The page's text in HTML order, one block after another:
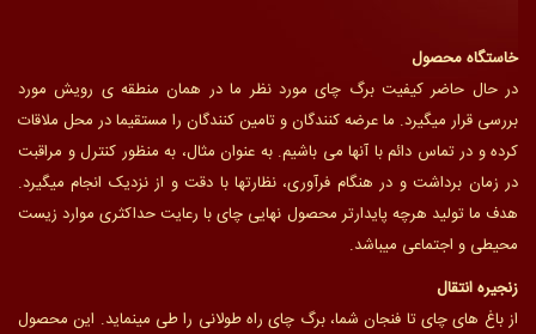
خاستگاه محصول
در حال حاضر کیفیت برگ چای مورد نظر ما در همان منطقه ی رویش مورد
بررسی قرار میگیرد. ما عرضه کنندگان و تامین کنندگان را مستقیما در محل ملاقات
کرده و در تماس دائم با آنها می باشیم. به عنوان مثال، به منظور کنترل و مراقبت
در زمان برداشت و در هنگام فرآوری، نظارتها با دقت و از نزدیک انجام میگیرد.
هدف ما تولید هرچه پایدارتر محصول نهایی چای با رعایت حداکثری موارد زیست
محیطی و اجتماعی میباشد.
زنجیره انتقال
از باغ های چای تا فنجان شما، برگ چای راه طولانی را طی مینماید. این محصول